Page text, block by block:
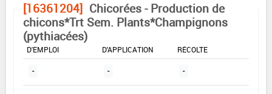
[16361204] Chicorées - Production de
chicons*Trt Sem. Plants*Champignons
(pythiacées)
DOSE MAX
D'EMPLOI
D'APPLICATION
RÉCOLTE
- - -